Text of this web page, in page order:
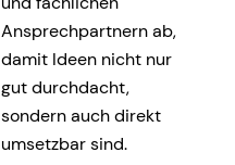
Ansprechpartnern ab,
damit Ideen nicht nur
gut durchdacht,
sondern auch direkt
umsetzbar sind.